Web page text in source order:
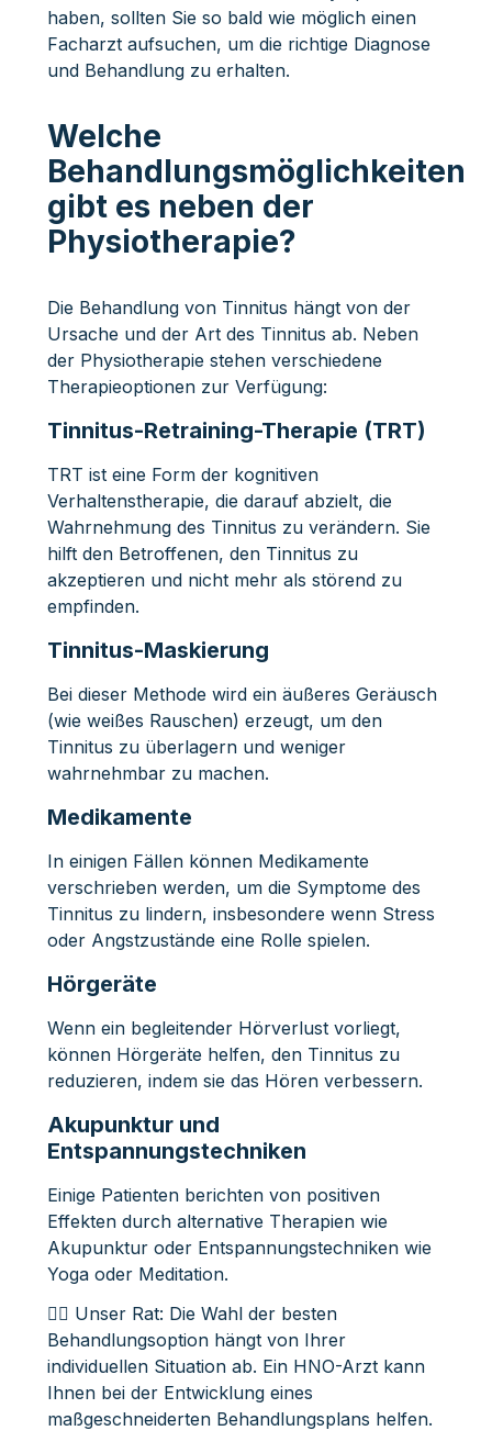
haben, sollten Sie so bald wie möglich einen
Facharzt aufsuchen, um die richtige Diagnose
und Behandlung zu erhalten.
Welche
Behandlungsmöglichkeiten
gibt es neben der
Physiotherapie?
Die Behandlung von Tinnitus hängt von der
Ursache und der Art des Tinnitus ab. Neben
der Physiotherapie stehen verschiedene
Therapieoptionen zur Verfügung:
Tinnitus-Retraining-Therapie (TRT)
TRT ist eine Form der kognitiven
Verhaltenstherapie, die darauf abzielt, die
Wahrnehmung des Tinnitus zu verändern. Sie
hilft den Betroffenen, den Tinnitus zu
akzeptieren und nicht mehr als störend zu
empfinden.
Tinnitus-Maskierung
Bei dieser Methode wird ein äußeres Geräusch
(wie weißes Rauschen) erzeugt, um den
Tinnitus zu überlagern und weniger
wahrnehmbar zu machen.
Medikamente
In einigen Fällen können Medikamente
verschrieben werden, um die Symptome des
Tinnitus zu lindern, insbesondere wenn Stress
oder Angstzustände eine Rolle spielen.
Hörgeräte
Wenn ein begleitender Hörverlust vorliegt,
können Hörgeräte helfen, den Tinnitus zu
reduzieren, indem sie das Hören verbessern.
Akupunktur und
Entspannungstechniken
Einige Patienten berichten von positiven
Effekten durch alternative Therapien wie
Akupunktur oder Entspannungstechniken wie
Yoga oder Meditation.
👩‍⚕️ Unser Rat: Die Wahl der besten
Behandlungsoption hängt von Ihrer
individuellen Situation ab. Ein HNO-Arzt kann
Ihnen bei der Entwicklung eines
maßgeschneiderten Behandlungsplans helfen.